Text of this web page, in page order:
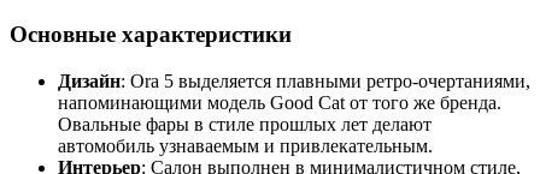
Основные характеристики
Дизайн: Ora 5 выделяется плавными ретро-очертаниями,
напоминающими модель Good Cat от того же бренда.
Овальные фары в стиле прошлых лет делают
автомобиль узнаваемым и привлекательным.
Интерьер: Салон выполнен в минималистичном стиле,